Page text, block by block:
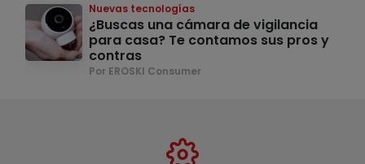
Nuevas tecnologías
¿Buscas una cámara de vigilancia
para casa? Te contamos sus pros y
contras
Por EROSKI Consumer